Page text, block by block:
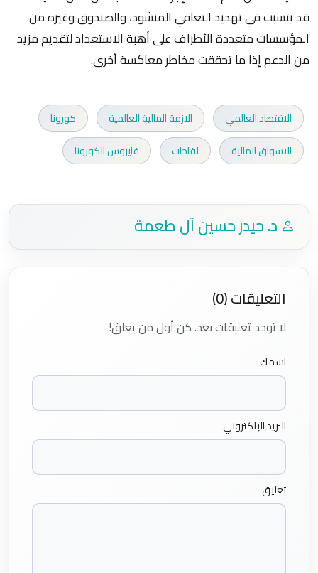
قد يتسبب في تهديد التعافي المنشود، والصندوق وغيره من
المؤسسات متعددة الأطراف على أهبة الاستعداد لتقديم مزيد
من الدعم إذا ما تحققت مخاطر معاكسة أخرى.
الاقتصاد العالمي الازمة المالية العالمية
كورونا
الاسواق المالية
لقاحات فايروس الكورونا
د. حيدر حسين آل طعمة
التعليقات (0)
لا توجد تعليقات بعد. كن أول من يعلق!
اسمك
البريد الإلكتروني
تعليق